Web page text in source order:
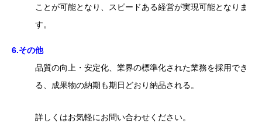
ことが可能となり、スピードある経営が実現可能となりま
す。
6.その他
品質の向上・安定化、業界の標準化された業務を採用でき
る、成果物の納期も期日どおり納品される。
詳しくはお気軽にお問い合わせください。